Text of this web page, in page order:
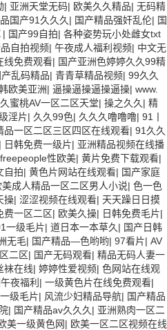
| 亚洲天堂无码| 欧美久久精品| 无码精
国产91久久久 | 国产精品强奸乱伦| 国
| 国产99自拍| 各种姿势玩小处雌女txt
自拍视频| 午夜成人福利视频| 中文无
线免费观看| 国产亚洲色婷婷久久99精
产乱码精品| 青青草精品视频| 99久久
欧美亚洲| 逼操逼操逼操逼操| www.
蜜桃AV一区二区天堂| 操之久久 | 精
淫片| 久久99色| 久久久噜噜噜| 91丨
品一区二区三区四区在线观看| 91久久
| 日韩免费一级片| 亚洲精品视频在线播
freepeople性欧美| 黄片免费下载观看|
自拍| 黄色片网站在线观看| 国产家庭
美成人精品一区二区男人小说| 色一色
操| 涩涩视频在线观看| 天天躁日日摸
费一区二区| 欧美久操| 日韩免费毛片|
一级毛片| 道日本一本草久 | 国产日韩
无毛| 国产精品―色哟哟| 97看片| AV
二区| 国产无码观看| 精品无码人妻一
袜在线| 婷婷性爱视频| 色网站在线观
夜福利 | 一级黄色片在线免费观看|
级毛片| 风流少妇精品导航| 国产精品
| 国产精品av久久久 | 亚洲熟肉一区二
美一级黄色网| 欧美一区二区视频在线